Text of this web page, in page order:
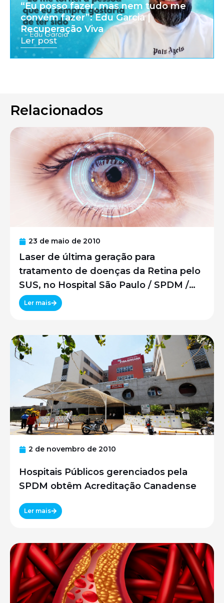
“Eu posso fazer, mas nem tudo me
convém fazer”: Edu Garcia |
Recuperação Viva
Ler post
Relacionados
23 de maio de 2010
Laser de última geração para
tratamento de doenças da Retina pelo
SUS, no Hospital São Paulo / SPDM /
UNIFESP
Ler mais
2 de novembro de 2010
Hospitais Públicos gerenciados pela
SPDM obtêm Acreditação Canadense
Ler mais